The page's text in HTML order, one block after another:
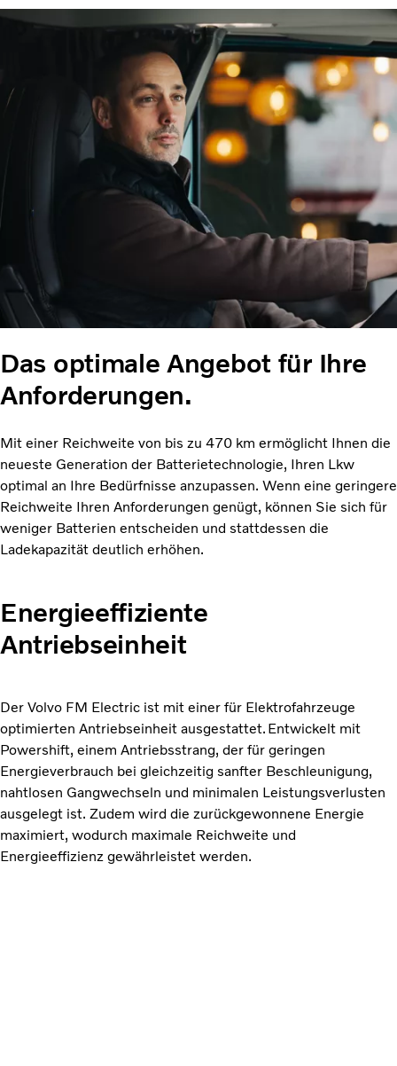
Das optimale Angebot für Ihre
Anforderungen.
Mit einer Reichweite von bis zu 470 km ermöglicht Ihnen die
neueste Generation der Batterietechnologie, Ihren Lkw
optimal an Ihre Bedürfnisse anzupassen. Wenn eine geringere
Reichweite Ihren Anforderungen genügt, können Sie sich für
weniger Batterien entscheiden und stattdessen die
Ladekapazität deutlich erhöhen.
Energieeffiziente
Antriebseinheit
Der Volvo FM Electric ist mit einer für Elektrofahrzeuge
optimierten Antriebseinheit ausgestattet. Entwickelt mit
Powershift, einem Antriebsstrang, der für geringen
Energieverbrauch bei gleichzeitig sanfter Beschleunigung,
nahtlosen Gangwechseln und minimalen Leistungsverlusten
ausgelegt ist. Zudem wird die zurückgewonnene Energie
maximiert, wodurch maximale Reichweite und
Energieeffizienz gewährleistet werden.